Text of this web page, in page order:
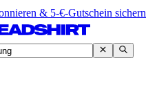
& 5-€-Gutschein sichern